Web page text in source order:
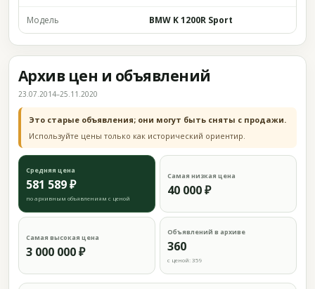
Модель BMW K 1200R Sport
Архив цен и объявлений
23.07.2014–25.11.2020
Это старые объявления; они могут быть сняты с продажи.
Используйте цены только как исторический ориентир.
Средняя цена
581 589 ₽
по архивным объявлениям с ценой
Самая низкая цена
40 000 ₽
Самая высокая цена
3 000 000 ₽
Объявлений в архиве
360
с ценой: 359